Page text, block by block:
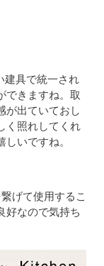
建具で統一され
できますね。取
が出ていておし
く照れしてくれ
いですね。
げて使用するこ
好なので気持ち